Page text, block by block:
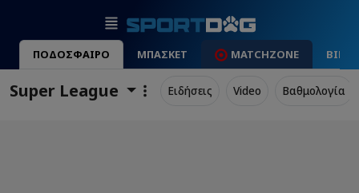
ΠΟΔΟΣΦΑΙΡΟ ΜΠΑΣΚΕΤ MATCHZONE
Super League Ειδήσεις Video Βαθμολογία